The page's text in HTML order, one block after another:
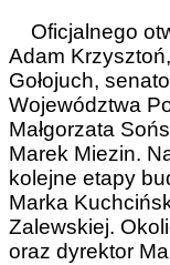
Oficjalnego
Adam
Gołojuch,
Województwa
Małgorzata
Marek Miezin.
kolejne etapy
Marka
Zalewskiej.
oraz dyrektor